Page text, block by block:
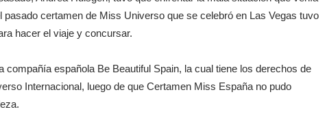
certamen de Miss Universo que se celebró en Las Vegas tuvo
hacer el viaje y concursar.
compañía española Be Beautiful Spain, la cual tiene los derechos de
Internacional, luego de que Certamen Miss España no pudo